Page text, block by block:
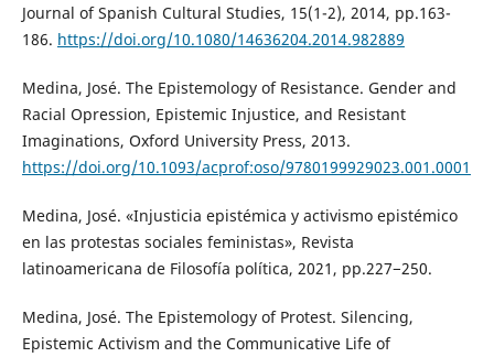
Journal of Spanish Cultural Studies, 15(1-2), 2014, pp.163-
186. https://doi.org/10.1080/14636204.2014.982889
Medina, José. The Epistemology of Resistance. Gender and
Racial Opression, Epistemic Injustice, and Resistant
Imaginations, Oxford University Press, 2013.
https://doi.org/10.1093/acprof:oso/9780199929023.001.0001
Medina, José. «Injusticia epistémica y activismo epistémico
en las protestas sociales feministas», Revista
latinoamericana de Filosofía política, 2021, pp.227−250.
Medina, José. The Epistemology of Protest. Silencing,
Epistemic Activism and the Communicative Life of